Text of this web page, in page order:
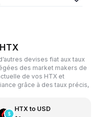
devises fiat aux taux
des market makers de
de vos HTX et
grâce à des taux précis,
HTXto USD